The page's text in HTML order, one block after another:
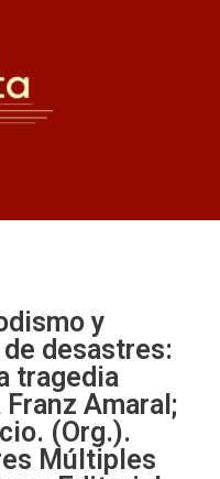
y
desastres:
tragedia
Amaral;
(Org.).
Múltiples